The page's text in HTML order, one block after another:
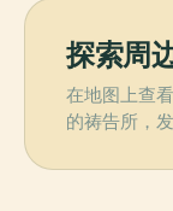
探索周
在地图上查
的祷告所，